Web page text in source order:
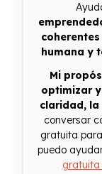
humana y
Mi
optimizar
claridad, la
conversar
gratuita
puedo
gratuita